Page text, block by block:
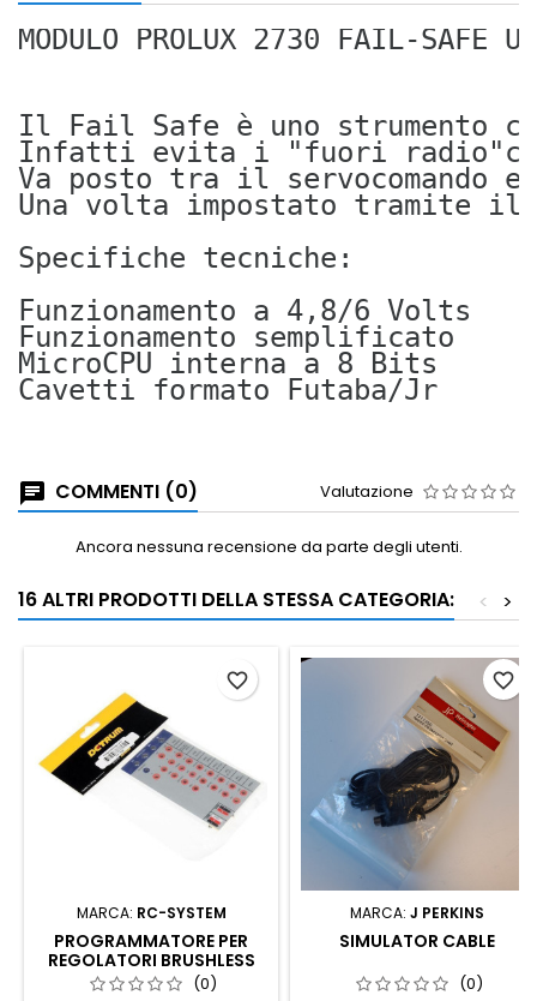
MODULO PROLUX 2730 FAIL-SAFE
Il Fail Safe è uno strumento
Infatti evita i "fuori radio"che
Va posto tra il servocomando
Una volta impostato tramite
Specifiche tecniche:
Funzionamento a 4,8/6 Volts
Funzionamento semplificato
MicroCPU interna a 8 Bits
Cavetti formato Futaba/Jr
COMMENTI (0) Valutazione
Ancora nessuna recensione da parte degli utenti.
16 ALTRI PRODOTTI DELLA STESSA CATEGORIA: >
<
MARCA: RC-SYSTEM
PROGRAMMATORE PER
REGOLATORI BRUSHLESS
DETRUM (0)
favorite_border
MARCA: J PERKINS
SIMULATOR CABLE
(0)
favorite_border